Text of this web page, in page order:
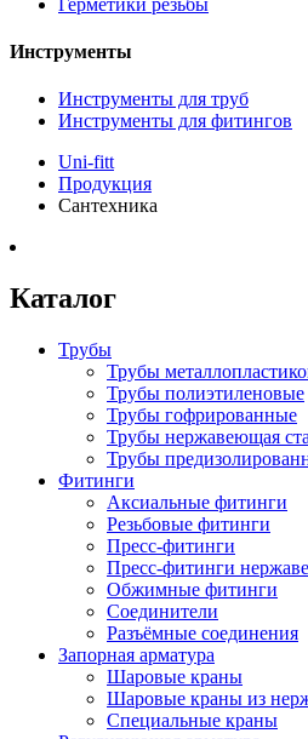
Инструменты
Инструменты для труб
Инструменты для фитингов
Uni-fitt
Продукция
Сантехника
Каталог
Трубы
Трубы
Трубы полиэтиленовые
Трубы гофрированные
Трубы нержавеющая
Трубы
Фитинги
Аксиальные фитинги
Резьбовые фитинги
Пресс-фитинги
Пресс-фитинги
Обжимные фитинги
Соединители
Разъёмные соединения
Запорная арматура
Шаровые краны
Шаровые краны из
Специальные краны